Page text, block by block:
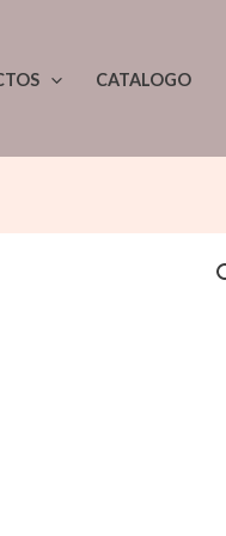
CATALOGO